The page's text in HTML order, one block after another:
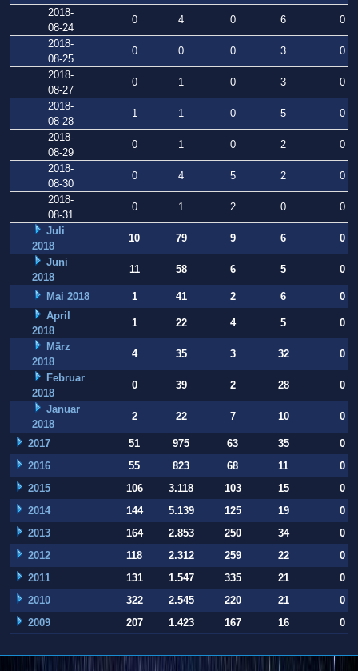
2018-
08-24
0 4 0 6
0
2018-
08-25
0 0 0 3
0
2018-
08-27
0 1 0 3
0
2018-
08-28
1 1 0 5
0
2018-
08-29
0 1 0 2
0
2018-
08-30
0 4 5 2
0
2018-
08-31
0 1 2 0
0
Juli
2018
10 79 9 6
0
Juni
2018
11 58 6 5 0
Mai 2018 1 41 2 6
0
April
2018
1 22 4 5
0
März
2018
4 35 3 32
0
Februar
2018
0 39 2 28
0
Januar
2018
2 22 7 10 0
2017 51 975 63 35
0
2016
55 823 68 11
0
2015
106 3.118 103 15
0
2014
144 5.139 125 19
0
2013
164 2.853 250 34
0
2012
118 2.312 259 22
0
2011
131 1.547 335 21
0
2010
322 2.545 220 21
0
2009
207 1.423 167 16 0